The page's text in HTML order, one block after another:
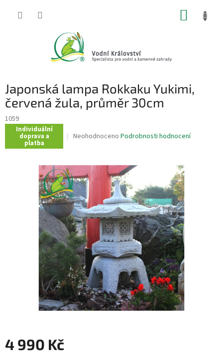
Japonská lampa Rokkaku Yukimi,
červená žula, průměr 30cm
1059
Individuální
doprava a
platba
Průměrné
je
0,0
z
5
hvězdiček.
Neohodnoceno Podrobnosti hodnocení
4 990 Kč